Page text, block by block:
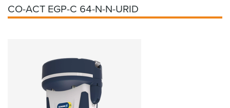
Kontakty
Priemyselný park HENNLICH
Partner Zone
CO-ACT EGP-C 64-N-N-URID